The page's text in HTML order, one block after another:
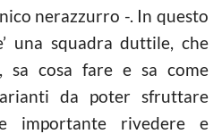
nerazzurro -. In questo
una squadra duttile, che
sa cosa fare e sa come
da poter sfruttare
importante rivedere e